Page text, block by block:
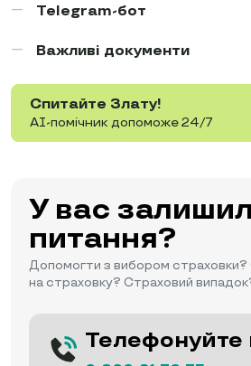
Telegram-бот
Важливі документи
Спитайте Злату!
AI-помічник допоможе 24/7
У вас
питання?
Допомогти з вибором
на страховку? Страховий
Телефонуйте